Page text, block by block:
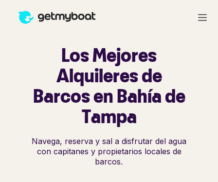
Los Mejores
Alquileres de
Barcos en Bahía de
Tampa
Navega, reserva y sal a disfrutar del agua
con capitanes y propietarios locales de
barcos.